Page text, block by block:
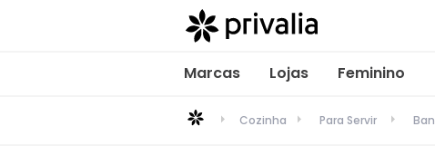
Marcas Lojas Feminino
Cozinha Para Servir